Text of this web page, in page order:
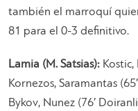
también el marroquí
81 para el 0-3 definitivo.
Lamia (M. Satsias):
Kornezos, Saramantas
Bykov, Nunez (76′